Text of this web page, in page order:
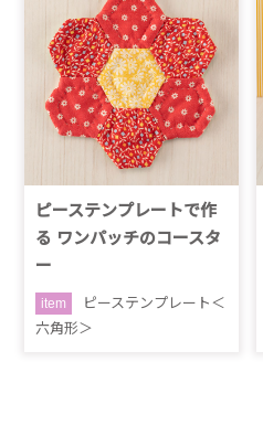
ピーステンプレートで作
る ワンパッチのコースタ
ー
item
ピーステンプレート＜
六角形＞